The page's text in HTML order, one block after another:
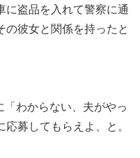
に盗品を入れて警察に通
の彼女と関係を持ったと
「わからない、夫がやっ
募してもらえよ、と。